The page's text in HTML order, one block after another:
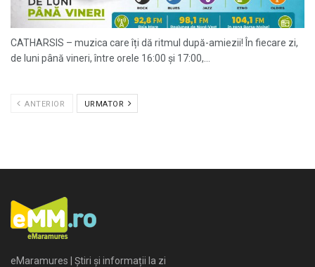
CATHARSIS – muzica care îți dă ritmul după-amiezii! În fiecare zi,
de luni până vineri, între orele 16:00 și 17:00,...
ANTERIOR URMATOR
eMaramures | Știri și informații la zi